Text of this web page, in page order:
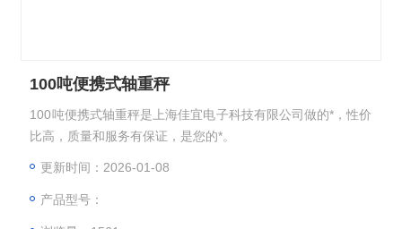
100吨便携式轴重秤
100吨便携式轴重秤是上海佳宜电子科技有限公司做的*，性价
比高，质量和服务有保证，是您的*。
更新时间：2026-01-08
产品型号：